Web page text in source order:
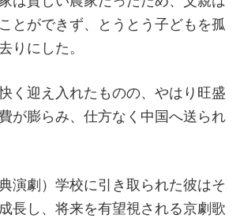
とができず、とうとう子どもを孤
りにした。
く迎え入れたものの、やはり旺盛
が膨らみ、仕方なく中国へ送られ
演劇）学校に引き取られた彼はそ
長し、将来を有望視される京劇歌